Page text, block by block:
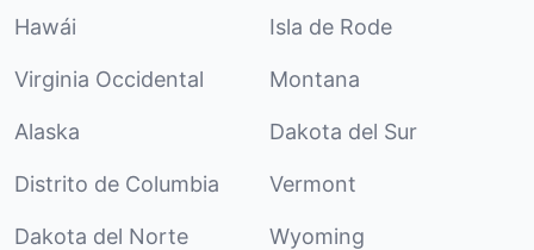
Hawái Isla de Rode
Virginia Occidental Montana
Alaska Dakota del Sur
Distrito de Columbia Vermont
Dakota del Norte Wyoming